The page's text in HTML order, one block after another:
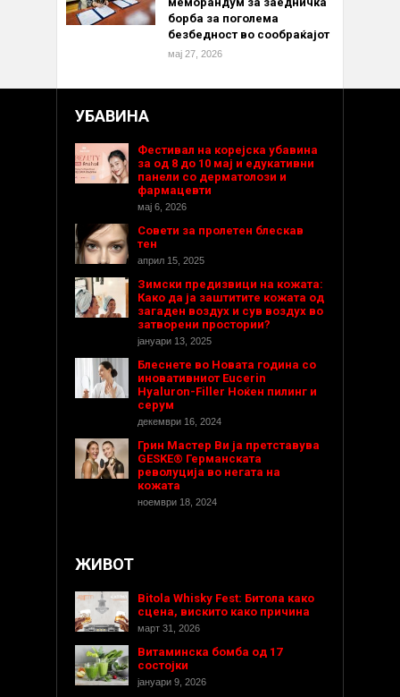
борба за поголема
безбедност во сообраќајот
мај 27, 2026
УБАВИНА
Фестивал на корејска убавина
за од 8 до 10 мај и едукативни
панели со дерматолози и
фармацевти
мај 6, 2026
Совети за пролетен блескав
тен
април 15, 2025
Зимски предизвици на кожата:
Како да ја заштитите кожата од
загаден воздух и сув воздух во
затворени простории?
јануари 13, 2025
Блеснете во Новата година со
иновативниот Eucerin
Hyaluron-Filler Ноќен пилинг и
серум
декември 16, 2024
Грин Мастер Ви ја претставува
GESKE® Германската
револуција во негата на
кожата
ноември 18, 2024
ЖИВОТ
Bitola Whisky Fest: Битола како
сцена, вискито како причина
март 31, 2026
Витаминска бомба од 17
состојки
јануари 9, 2026